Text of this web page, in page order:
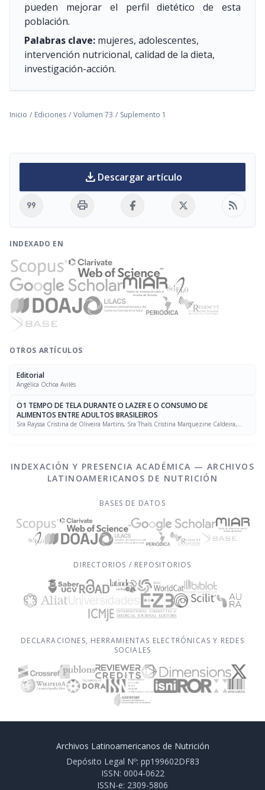
pueden mejorar el perfil dietético de esta
población.
Palabras clave: mujeres, adolescentes,
intervención nutricional, calidad de la dieta,
investigación-acción.
Inicio / Ediciones / Volumen 73 / Suplemento 1
download Descargar artículo
format_quote print rss_feed
INDEXADO EN
OTROS ARTÍCULOS
Editorial
Angélica Ochoa Avilés
O1 TEMPO DE TELA DURANTE O LAZER E O CONSUMO DE
ALIMENTOS ENTRE ADULTOS BRASILEIROS
Sra Rayssa Cristina de Oliveira Martins, Sra Thaís Cristina Marquezine Caldeira,
INDEXACIÓN Y PRESENCIA ACADÉMICA — ARCHIVOS
LATINOAMERICANOS DE NUTRICIÓN
BASES DE DATOS
DIRECTORIOS / REPOSITORIOS
DECLARACIONES, HERRAMIENTAS ELECTRÓNICAS Y REDES
SOCIALES
Archivos Latinoamericanos de Nutrición
Depósito Legal Nº: pp199602DF83
ISSN: 0004-0622
ISSN-e: 2309-5806